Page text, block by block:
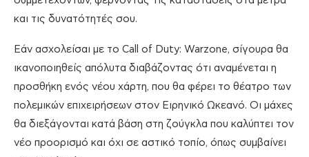
και τις δυνατότητές σου.
Εάν ασχολείσαι με το Call of Duty: Warzone, σίγουρα θα
ικανοποιηθείς απόλυτα διαβάζοντας ότι αναμένεται η
προσθήκη ενός νέου χάρτη, που θα φέρει το θέατρο των
πολεμικών επιχειρήσεων στον Ειρηνικό Ωκεανό. Οι μάχες
θα διεξάγονται κατά βάση στη ζούγκλα που καλύπτει τον
νέο προορισμό και όχι σε αστικό τοπίο, όπως συμβαίνει